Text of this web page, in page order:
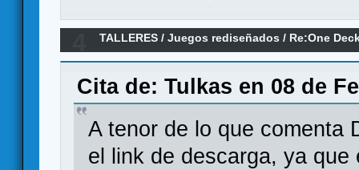
TALLERES /Juegos rediseñados / Re:One
Cita de: Tulkas en 08 de
A tenor de lo que comenta
el link de descarga, ya